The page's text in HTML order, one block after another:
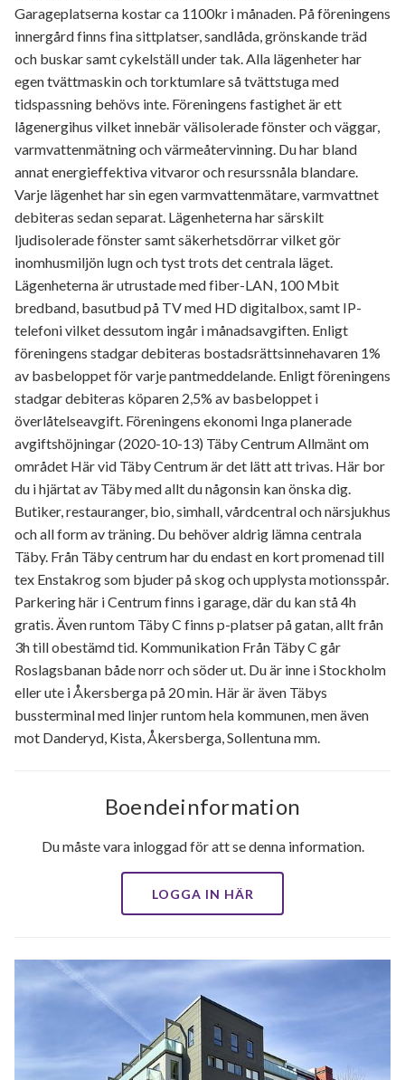
Garageplatserna kostar ca 1100kr i månaden. På föreningens
innergård finns fina sittplatser, sandlåda, grönskande träd
och buskar samt cykelställ under tak. Alla lägenheter har
egen tvättmaskin och torktumlare så tvättstuga med
tidspassning behövs inte. Föreningens fastighet är ett
lågenergihus vilket innebär välisolerade fönster och väggar,
varmvattenmätning och värmeåtervinning. Du har bland
annat energieffektiva vitvaror och resurssnåla blandare.
Varje lägenhet har sin egen varmvattenmätare, varmvattnet
debiteras sedan separat. Lägenheterna har särskilt
ljudisolerade fönster samt säkerhetsdörrar vilket gör
inomhusmiljön lugn och tyst trots det centrala läget.
Lägenheterna är utrustade med fiber-LAN, 100 Mbit
bredband, basutbud på TV med HD digitalbox, samt IP-
telefoni vilket dessutom ingår i månadsavgiften. Enligt
föreningens stadgar debiteras bostadsrättsinnehavaren 1%
av basbeloppet för varje pantmeddelande. Enligt föreningens
stadgar debiteras köparen 2,5% av basbeloppet i
överlåtelseavgift. Föreningens ekonomi Inga planerade
avgiftshöjningar (2020-10-13) Täby Centrum Allmänt om
området Här vid Täby Centrum är det lätt att trivas. Här bor
du i hjärtat av Täby med allt du någonsin kan önska dig.
Butiker, restauranger, bio, simhall, vårdcentral och närsjukhus
och all form av träning. Du behöver aldrig lämna centrala
Täby. Från Täby centrum har du endast en kort promenad till
tex Enstakrog som bjuder på skog och upplysta motionsspår.
Parkering här i Centrum finns i garage, där du kan stå 4h
gratis. Även runtom Täby C finns p-platser på gatan, allt från
3h till obestämd tid. Kommunikation Från Täby C går
Roslagsbanan både norr och söder ut. Du är inne i Stockholm
eller ute i Åkersberga på 20 min. Här är även Täbys
bussterminal med linjer runtom hela kommunen, men även
mot Danderyd, Kista, Åkersberga, Sollentuna mm.
Boendeinformation
Du måste vara inloggad för att se denna information.
LOGGA IN HÄR